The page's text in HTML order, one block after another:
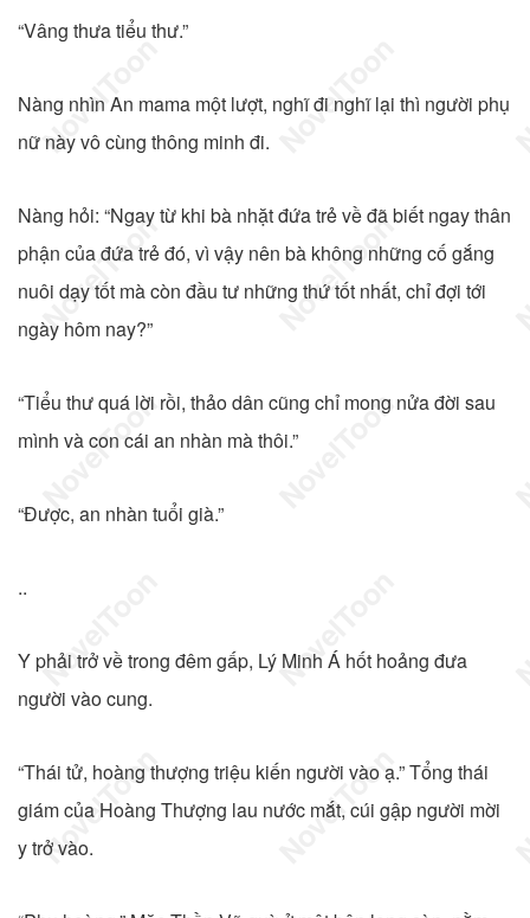
“Vâng thưa tiểu thư.”
Nàng nhìn An mama một lượt, nghĩ đi nghĩ lại thì người phụ
nữ này vô cùng thông minh đi.
Nàng hỏi: “Ngay từ khi bà nhặt đứa trẻ về đã biết ngay thân
phận của đứa trẻ đó, vì vậy nên bà không những cố gắng
nuôi dạy tốt mà còn đầu tư những thứ tốt nhất, chỉ đợi tới
ngày hôm nay?”
“Tiểu thư quá lời rồi, thảo dân cũng chỉ mong nửa đời sau
mình và con cái an nhàn mà thôi.”
“Được, an nhàn tuổi già.”
..
Y phải trở về trong đêm gấp, Lý Minh Á hốt hoảng đưa
người vào cung.
“Thái tử, hoàng thượng triệu kiến người vào ạ.” Tổng thái
giám của Hoàng Thượng lau nước mắt, cúi gập người mời
y trở vào.